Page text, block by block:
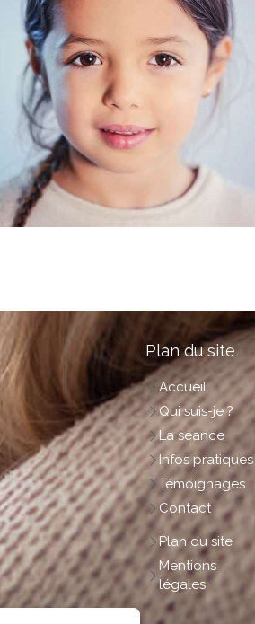
Plan du site
Accueil
Qui suis-je ?
La séance
Infos pratiques
Témoignages
Contact
Plan du site
Mentions
légales